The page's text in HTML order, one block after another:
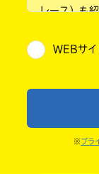
小学6年
中学1年
レース）も
・送ってか
ならないよ
・キャンペ
WEBサイ
※ プラ